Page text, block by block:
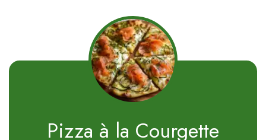
Pizza à la Courgette